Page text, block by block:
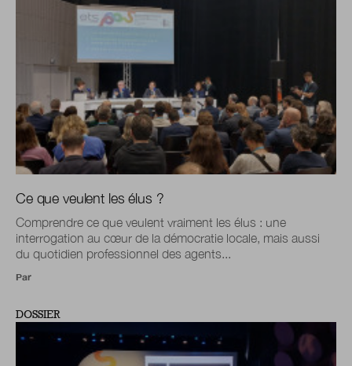
Ce que veulent les élus ?
Comprendre ce que veulent vraiment les élus : une
interrogation au cœur de la démocratie locale, mais aussi
du quotidien professionnel des agents...
Par
DOSSIER